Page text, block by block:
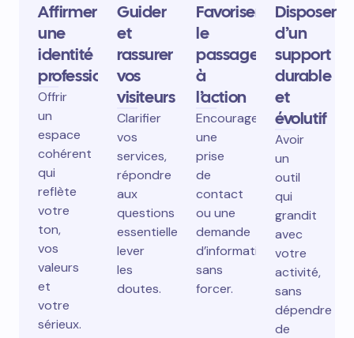
Affirmer
une
identité
professionnelle
Offrir
un
espace
cohérent
qui
reflète
votre
ton,
vos
valeurs
et
votre
sérieux.
Guider
et
rassurer
vos
visiteurs
Clarifier
vos
services,
répondre
aux
questions
essentielles,
lever
les
doutes.
Favoriser
le
passage
à
l’action
Encourager
une
prise
de
contact
ou une
demande
d’information
sans
forcer.
Disposer
d’un
support
durable
et
évolutif
Avoir
un
outil
qui
grandit
avec
votre
activité,
sans
dépendre
de